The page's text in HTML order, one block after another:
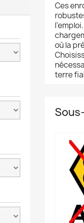
Ces
où la
terre